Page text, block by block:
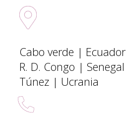
Cabo verde | Ecuador
R. D. Congo | Senegal
Túnez | Ucrania